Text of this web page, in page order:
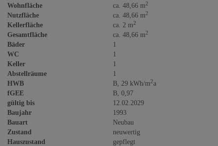
Wohnfläche ca. 48,66 m2
Nutzfläche ca. 48,66 m2
Kellerfläche ca. 2 m2
Gesamtfläche ca. 48,66 m2
Bäder
1
WC
1
Keller
1
Abstellräume
1
HWB
B, 29 kWh/m2a
fGEE
B, 0,97
gültig bis
12.02.2029
Baujahr
1993
Bauart
Neubau
Zustand
neuwertig
Hauszustand
gepflegt